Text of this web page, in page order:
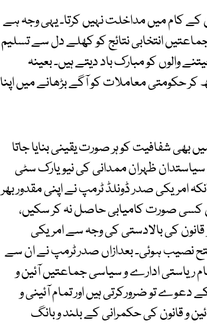
کے کام میں مداخلت نہیں کرتا۔ یہی وجہ ہے
انتخابی نتائج کو کھلے دل سے تسلیم
والوں کو مبارک باد دیتے ہیں۔ بعینہ
حکومتی معاملات کو آگے بڑھانے میں اپنا
بھی شفافیت کو ہر صورت یقینی بنایا جاتا
ظہران ممدانی کی نیویارک سٹی
امریکی صدر ڈونلڈ ٹرمپ نے اپنی مقدور بھر
کسی صورت کامیابی حاصل نہ کر سکیں،
قانون کی بالادستی کی وجہ سے امریکی
نصیب ہوئی۔ بعدازاں صدر ٹرمپ نے ان سے
ریاستی ادارے و سیاسی جماعتیں آئین و
دعوے تو ضرورکرتی ہیں اور تمام آئینی و
و قانون کی حکمرانی کے بلند و بانگ